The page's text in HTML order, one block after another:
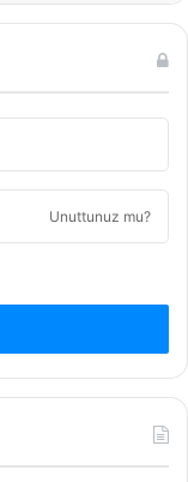
Unuttunuz mu?